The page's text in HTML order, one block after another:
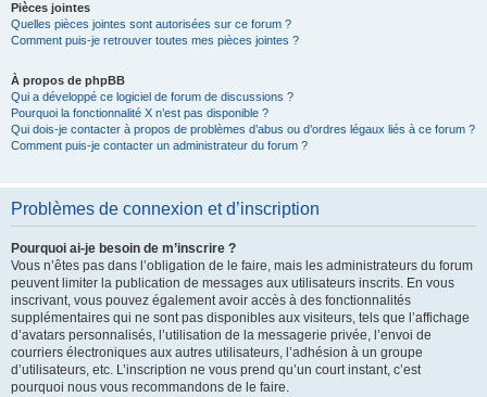
Pièces jointes
Quelles pièces jointes sont autorisées sur ce forum ?
Comment puis-je retrouver toutes mes pièces jointes ?
À propos de phpBB
Qui a développé ce logiciel de forum de discussions ?
Pourquoi la fonctionnalité X n’est pas disponible ?
Qui dois-je contacter à propos de problèmes d’abus ou d’ordres légaux liés à ce forum ?
Comment puis-je contacter un administrateur du forum ?
Problèmes de connexion et d’inscription
Pourquoi ai-je besoin de m’inscrire ?
Vous n’êtes pas dans l’obligation de le faire, mais les administrateurs du forum
peuvent limiter la publication de messages aux utilisateurs inscrits. En vous
inscrivant, vous pouvez également avoir accès à des fonctionnalités
supplémentaires qui ne sont pas disponibles aux visiteurs, tels que l’affichage
d’avatars personnalisés, l’utilisation de la messagerie privée, l’envoi de
courriers électroniques aux autres utilisateurs, l’adhésion à un groupe
d’utilisateurs, etc. L’inscription ne vous prend qu’un court instant, c’est
pourquoi nous vous recommandons de le faire.